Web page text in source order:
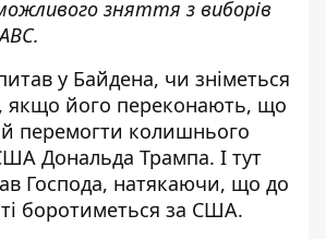
зняття з виборів
у Байдена, чи зніметься
якщо його переконають, що
перемогти колишнього
Дональда Трампа. І тут
Господа, натякаючи, що до
боротиметься за США.